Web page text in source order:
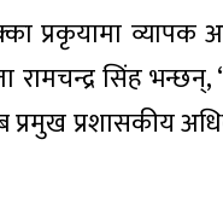
प्रकृयामा व्यापक
सिंह भन्छन्,
प्रमुख प्रशासकीय